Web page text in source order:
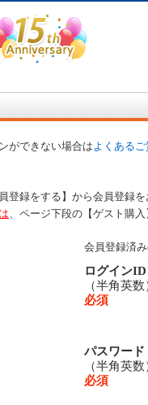
ができない場合はよくあるご
登録をする】から会員登録
、ページ下段の【ゲスト購
会員登録済
ログインID
（半角英
必須
パスワード
（半角英
必須